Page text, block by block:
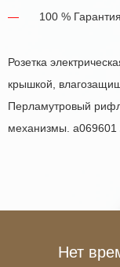
100 %
Розетка
крышкой,
Перламутровый
механизмы. a069601
Нет